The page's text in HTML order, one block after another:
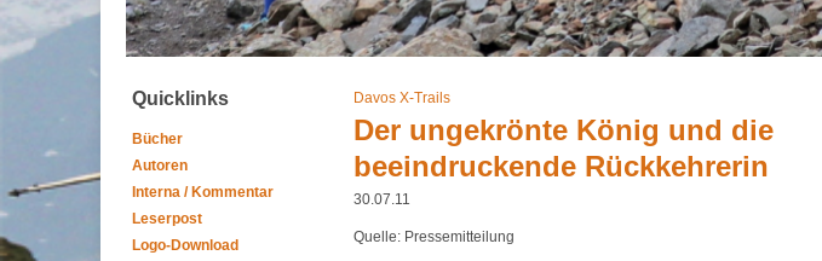
Quicklinks
Bücher
Autoren
Interna / Kommentar
Leserpost
Logo-Download
Davos X-Trails
Der ungekrönte König und die
beeindruckende Rückkehrerin
30.07.11
Quelle: Pressemitteilung